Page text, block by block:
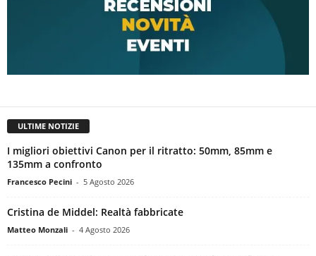
ULTIME NOTIZIE
I migliori obiettivi Canon per il ritratto: 50mm, 85mm e
135mm a confronto
Francesco Pecini - 5 Agosto 2026
Cristina de Middel: Realtà fabbricate
Matteo Monzali - 4 Agosto 2026